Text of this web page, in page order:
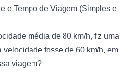
e Tempo de Viagem (Simples e
média de 80 km/h, fiz uma
velocidade fosse de 60 km/h, em
viagem?